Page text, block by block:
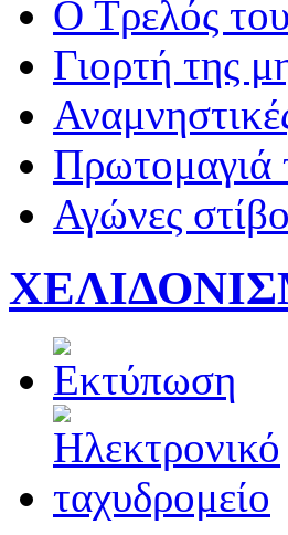
Ο Τρελός
Γιορτή της
Πρωτομαγιά
Αγώνες